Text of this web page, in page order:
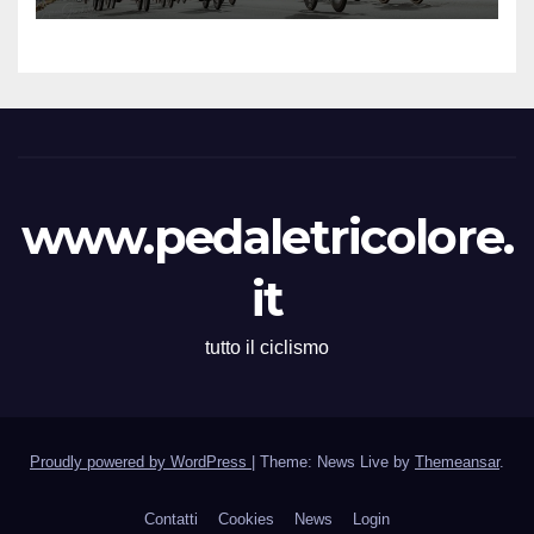
all’83° Giro di Polonia
www.pedaletricolore.
it
tutto il ciclismo
Proudly powered by WordPress | Theme: News Live by Themeansar.
Contatti Cookies News Login